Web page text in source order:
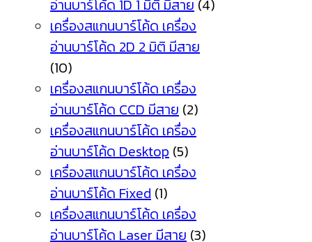
อ่านบาร์โค้ด 1D 1 มิติ มีสาย (4)
เครื่องสแกนบาร์โค้ด เครื่อง
อ่านบาร์โค้ด 2D 2 มิติ มีสาย
(10)
เครื่องสแกนบาร์โค้ด เครื่อง
อ่านบาร์โค้ด CCD มีสาย (2)
เครื่องสแกนบาร์โค้ด เครื่อง
อ่านบาร์โค้ด Desktop (5)
เครื่องสแกนบาร์โค้ด เครื่อง
อ่านบาร์โค้ด Fixed (1)
เครื่องสแกนบาร์โค้ด เครื่อง
อ่านบาร์โค้ด Laser มีสาย (3)